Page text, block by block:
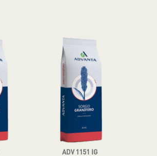
ADV 1151 IG